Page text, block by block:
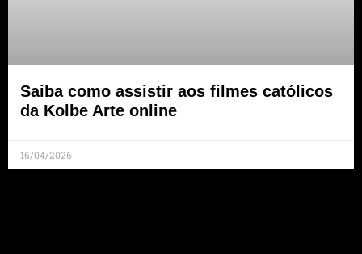
Saiba como assistir aos filmes católicos
da Kolbe Arte online
16/04/2026